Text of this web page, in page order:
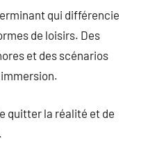
qui différencie
de loisirs. Des
et des scénarios
quitter la réalité et de